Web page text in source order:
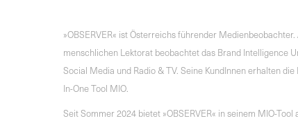
»OBSERVER« ist Österreichs führender
menschlichen Lektorat beobachtet das Brand Intelligence
Social Media und Radio & TV. Seine KundInnen erhalten
In-One Tool MIO.
Seit Sommer 2024 bietet »OBSERVER« in seinem MIO-